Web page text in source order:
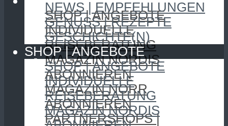
SHOP | ANGEBOTE
INDIVIDUELLE
REISEBERATUNG
MAGAZIN NORDIS
ABONNIEREN
MAGAZIN NORR
ABONNIEREN
PARTNERSHOPS |
NEWS | EMPFEHLUNGEN
GENUSS | REZEPTE
GESCHICHTE(N)
SHOP | ANGEBOTE
SHOP | ANGEBOTE
INDIVIDUELLE
REISEBERATUNG
MAGAZIN NORDIS